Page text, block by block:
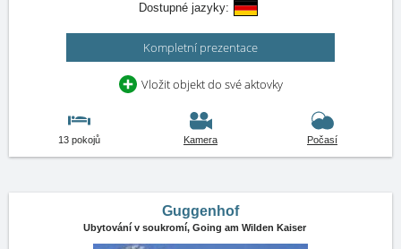
Dostupné jazyky:
Kompletní prezentace
Vložit objekt do své aktovky
13 pokojů Kamera Počasí
Guggenhof
Ubytování v soukromí, Going am Wilden Kaiser